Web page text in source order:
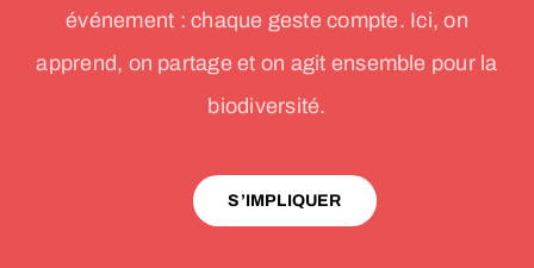
événement : chaque geste compte. Ici, on
apprend, on partage et on agit ensemble pour la
biodiversité.
S’IMPLIQUER